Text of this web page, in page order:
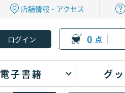
店舗情報・アクセス
0 点
電子書籍 グ